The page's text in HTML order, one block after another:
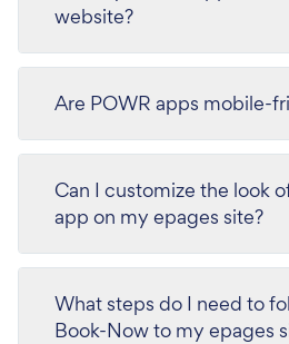
website?
Are POWR apps mobile-
Can I customize the look
app on my epages site?
What steps do I need to
Book-Now to my epages